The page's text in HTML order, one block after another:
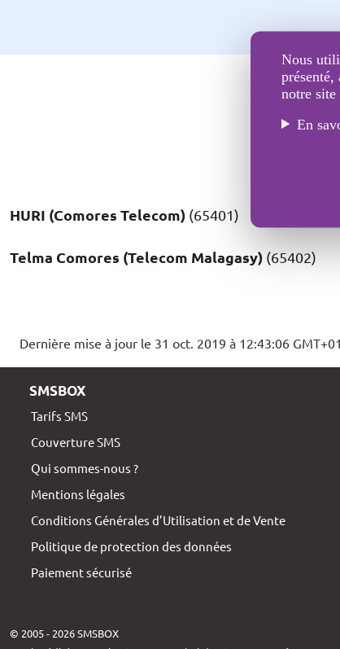
Nous
notre site
En
HURI (Comores Telecom) (65401)
Telma Comores (Telecom Malagasy) (65402)
Dernière mise à jour le 31 oct. 2019 à 12:43:06
SMSBOX
Tarifs SMS
Couverture SMS
Qui sommes-nous ?
Mentions légales
Conditions Générales d’Utilisation et de Vente
Politique de protection des données
Paiement sécurisé
© 2005 - 2026 SMSBOX